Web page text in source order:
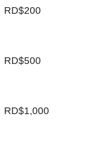
RD$200
RD$500
RD$1,000